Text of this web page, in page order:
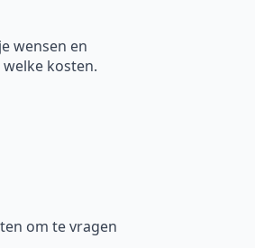
wensen en
kosten.
om te vragen